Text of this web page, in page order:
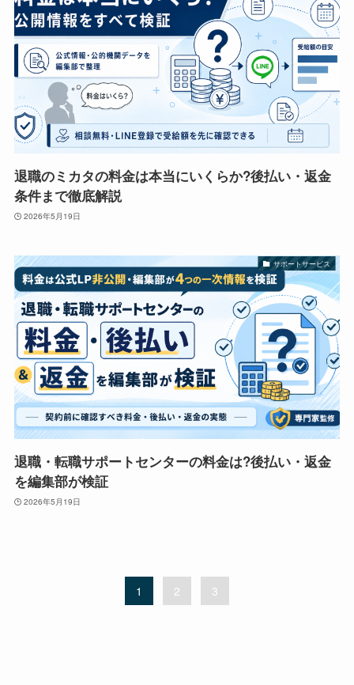
退職のミカタの料金は本当にいくらか?後払い・返金
条件まで徹底解説
2026年5月19日
サポートサービス
退職・転職サポートセンターの料金は?後払い・返金
を編集部が検証
2026年5月19日
1 2 3